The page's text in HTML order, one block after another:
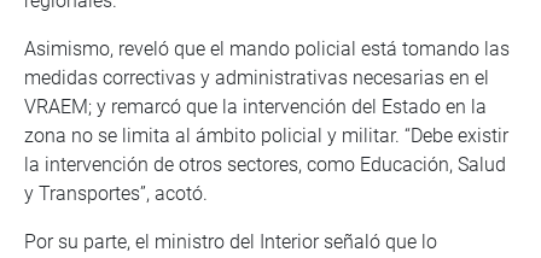
Asimismo, reveló que el mando policial está tomando las
medidas correctivas y administrativas necesarias en el
VRAEM; y remarcó que la intervención del Estado en la
zona no se limita al ámbito policial y militar. “Debe existir
la intervención de otros sectores, como Educación, Salud
y Transportes”, acotó.
Por su parte, el ministro del Interior señaló que lo